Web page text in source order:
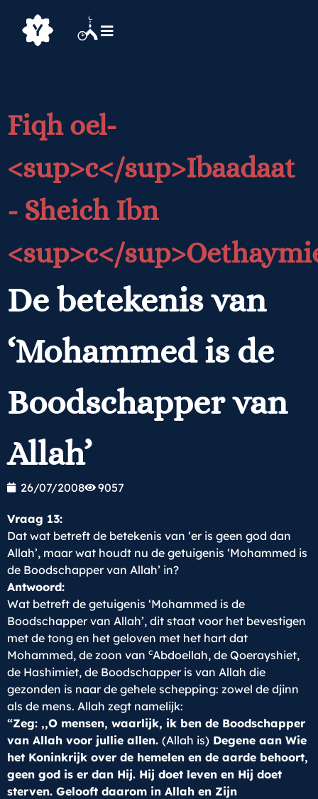
Fiqh oel-
<sup>c</sup>Ibaadaat
- Sheich Ibn
<sup>c</
De betekenis van
‘Mohammed is de
Boodschapper van
Allah’
26/07/2008 9057
Vraag 13:
Dat wat betreft de betekenis van ‘er is geen god dan
Allah’, maar wat houdt nu de getuigenis ‘Mohammed is
de Boodschapper van Allah’ in?
Antwoord:
Wat betreft de getuigenis ‘Mohammed is de
Boodschapper van Allah’, dit staat voor het bevestigen
met de tong en het geloven met het hart dat
Mohammed, de zoon van cAbdoellah, de Qoerayshiet,
de Hashimiet, de Boodschapper is van Allah die
gezonden is naar de gehele schepping: zowel de djinn
als de mens. Allah zegt namelijk:
“Zeg: ,,O mensen, waarlijk, ik ben de Boodschapper
van Allah voor jullie allen. (Allah is) Degene aan Wie
het Koninkrijk over de hemelen en de aarde behoort,
geen god is er dan Hij. Hij doet leven en Hij doet
sterven. Gelooft daarom in Allah en Zijn